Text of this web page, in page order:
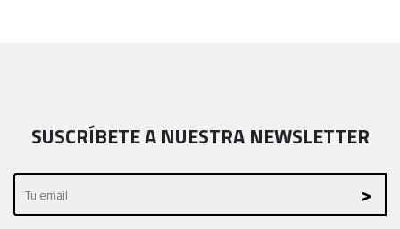
SUSCRÍBETE A NUESTRA NEWSLETTER